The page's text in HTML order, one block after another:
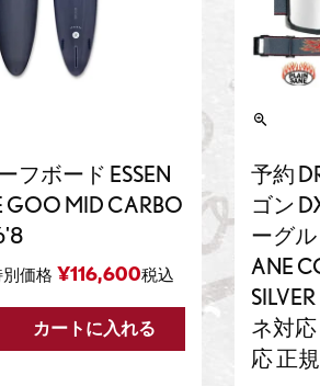
フボード ESSEN
GOO MID CARBO
価格 ¥116,600税込
カートに入れる
予約
ゴン
ーグル
ANE
ネ対
応 正